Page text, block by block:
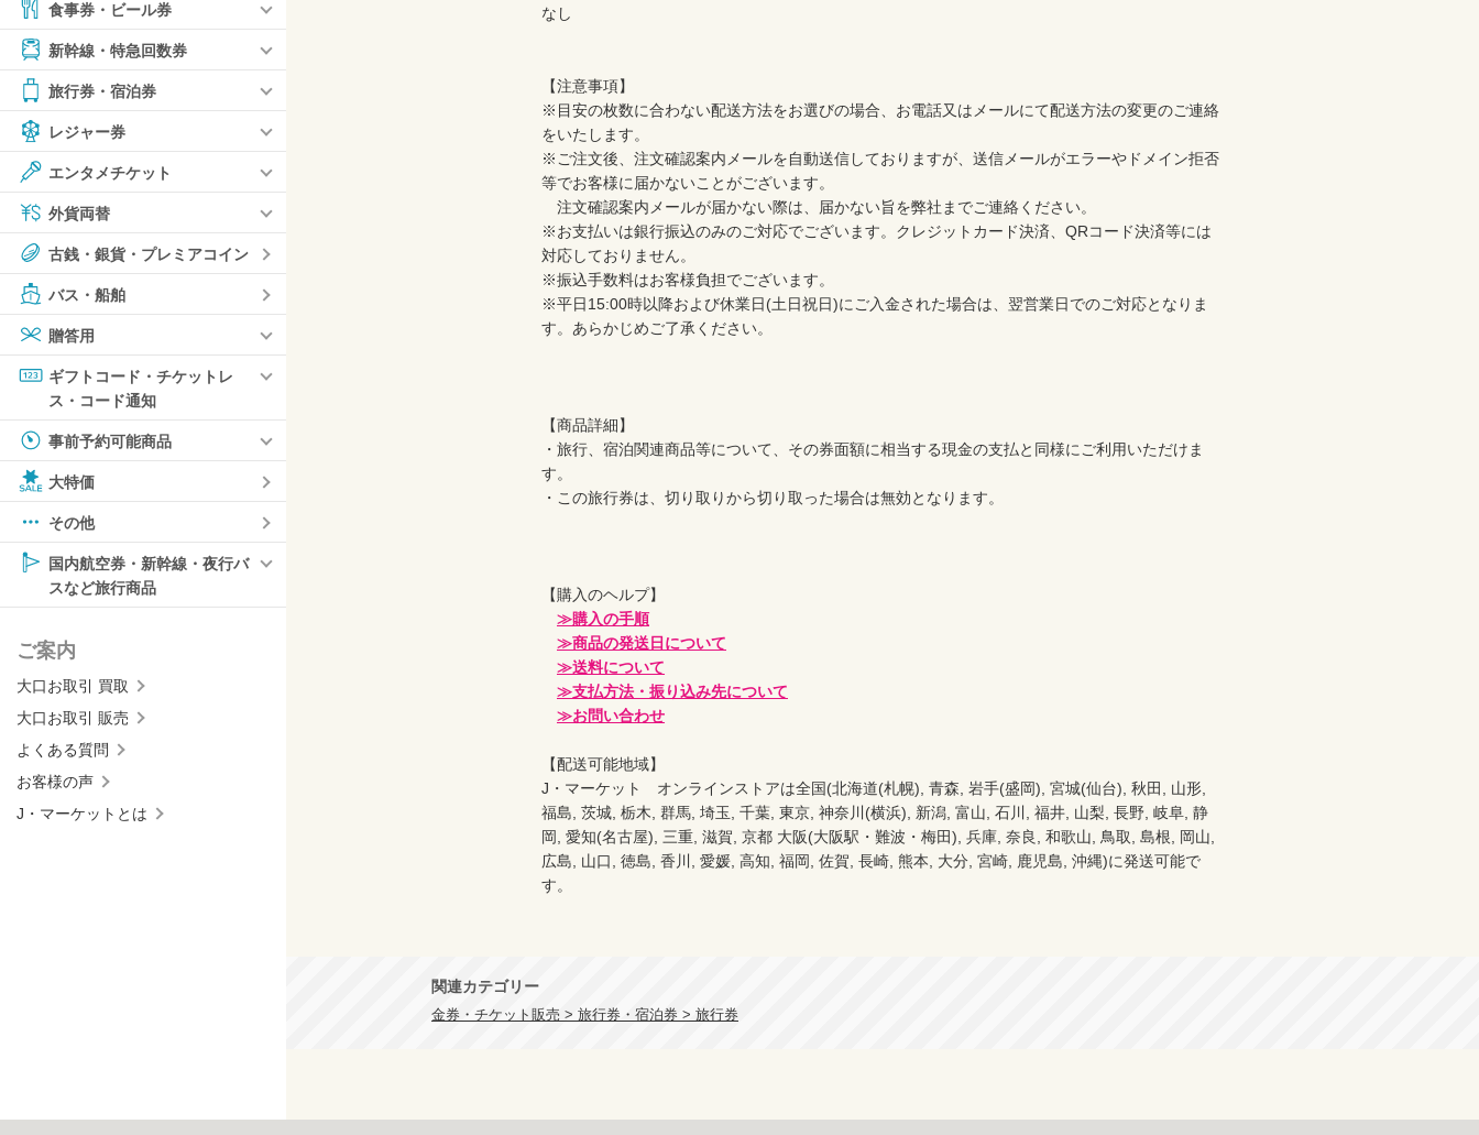
食事券・ビール券
新幹線・特急回数券
旅行券・宿泊券
レジャー券
エンタメチケット
外貨両替
古銭・銀貨・プレミアコイン
バス・船舶
贈答用
ギフトコード・チケットレ
ス・コード通知
事前予約可能商品
大特価
その他
国内航空券・新幹線・夜行バ
スなど旅行商品
ご案内
大口お取引 買取
大口お取引 販売
よくある質問
お客様の声
J・マーケットとは
なし
【注意事項】
※目安の枚数に合わない配送方法をお選びの場合、お電話又はメールにて配送方法の変更のご連絡
をいたします。
※ご注文後、注文確認案内メールを自動送信しておりますが、送信メールがエラーやドメイン拒否
等でお客様に届かないことがございます。
注文確認案内メールが届かない際は、届かない旨を弊社までご連絡ください。
※お支払いは銀行振込のみのご対応でございます。クレジットカード決済、QRコード決済等には
対応しておりません。
※振込手数料はお客様負担でございます。
※平日15:00時以降および休業日(土日祝日)にご入金された場合は、翌営業日でのご対応となりま
す。あらかじめご了承ください。
【商品詳細】
・旅行、宿泊関連商品等について、その券面額に相当する現金の支払と同様にご利用いただけま
す。
・この旅行券は、切り取りから切り取った場合は無効となります。
【購入のヘルプ】
≫購入の手順
≫商品の発送日について
≫送料について
≫支払方法・振り込み先について
≫お問い合わせ
【配送可能地域】
J・マーケット　オンラインストアは全国(北海道(札幌), 青森, 岩手(盛岡), 宮城(仙台), 秋田, 山形,
福島, 茨城, 栃木, 群馬, 埼玉, 千葉, 東京, 神奈川(横浜), 新潟, 富山, 石川, 福井, 山梨, 長野, 岐阜, 静
岡, 愛知(名古屋), 三重, 滋賀, 京都 大阪(大阪駅・難波・梅田), 兵庫, 奈良, 和歌山, 鳥取, 島根, 岡山,
広島, 山口, 徳島, 香川, 愛媛, 高知, 福岡, 佐賀, 長崎, 熊本, 大分, 宮崎, 鹿児島, 沖縄)に発送可能で
す。
関連カテゴリー
金券・チケット販売 > 旅行券・宿泊券 > 旅行券